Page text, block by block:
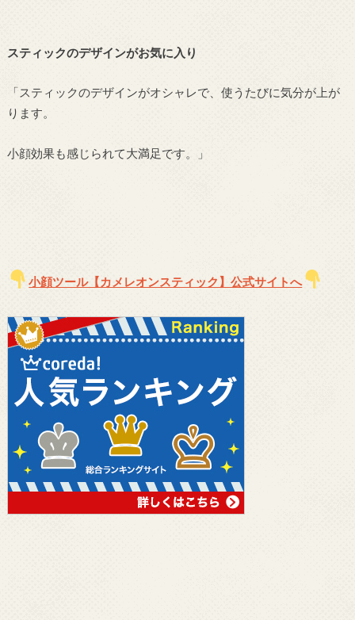
スティックのデザインがお気に入り
「スティックのデザインがオシャレで、使うたびに気分が上が
ります。
小顔効果も感じられて大満足です。」
小顔ツール【カメレオンスティック】公式サイトへ